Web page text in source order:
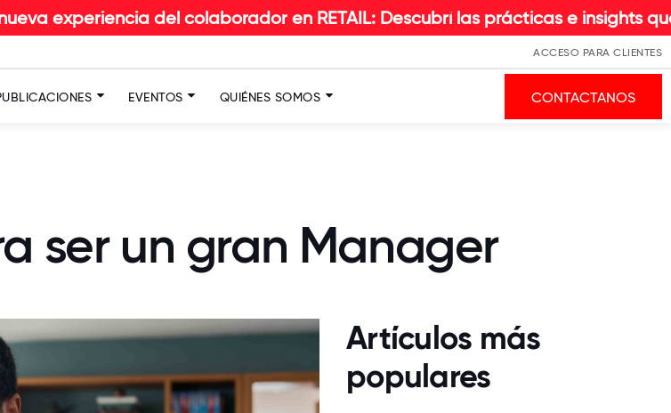
del colaborador en RETAIL: Descubrí las prácticas e insights que hacen la
ACCESO PARA CLIENTES
EVENTOS QUIÉNES SOMOS CONTACTANOS
ser un gran Manager
Artículos más
populares